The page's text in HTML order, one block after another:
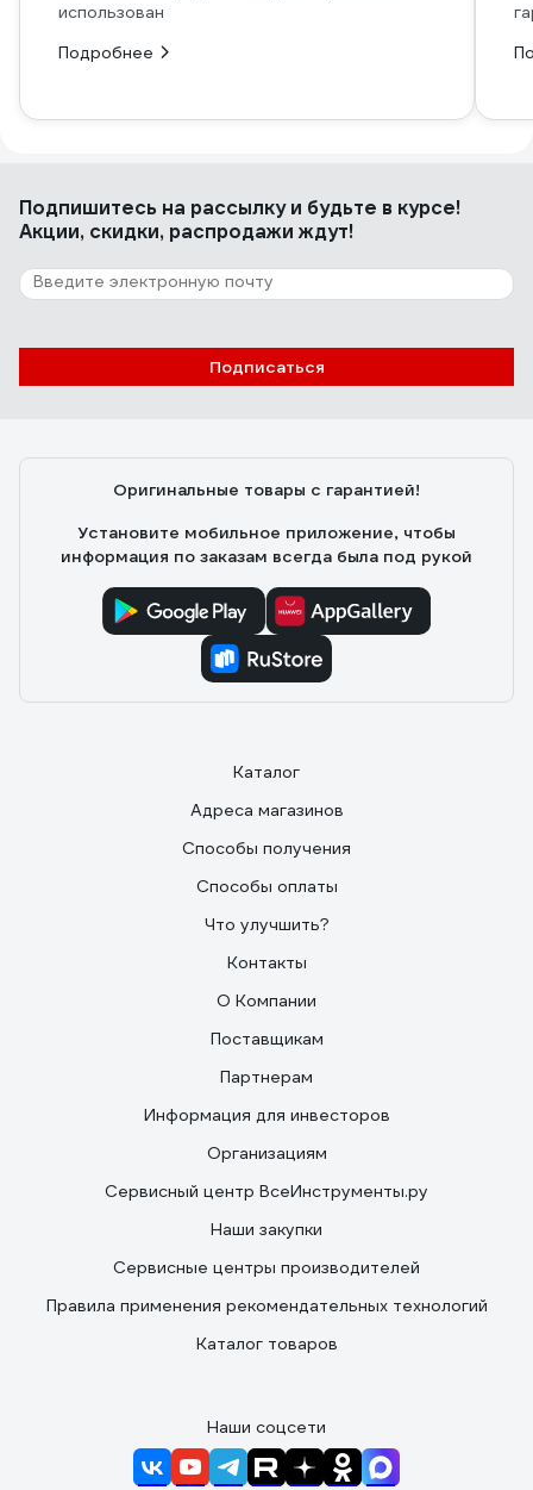
использован
Подробнее
Подпишитесь на рассылкуи будьте в курсе!
Акции, скидки, распродажи ждут!
Подписаться
Оригинальные товары с гарантией!
Установите мобильное приложение, чтобы
информация по заказам всегда была под рукой
Каталог
Адреса магазинов
Способы получения
Способы оплаты
Что улучшить?
Контакты
О Компании
Поставщикам
Партнерам
Информация для инвесторов
Организациям
Сервисный центр ВсеИнструменты.ру
Наши закупки
Сервисные центры производителей
Правила применения рекомендательных технологий
Каталог товаров
Наши соцсети